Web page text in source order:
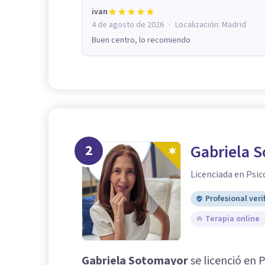
ivan
4 de agosto de 2026 · Localización: Madrid
Buen centro, lo recomiendo
2 Gabriela
Licenciada en
Profesional
Terapia online
Gabriela Sotomayorse licenció en